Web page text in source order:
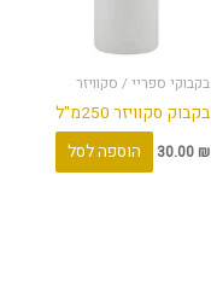
בקבוקי ספריי / סקוויזר
בקבוק סקוויזר 250מ"ל
30.00 ₪ הוספה לסל